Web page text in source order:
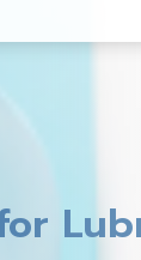
for